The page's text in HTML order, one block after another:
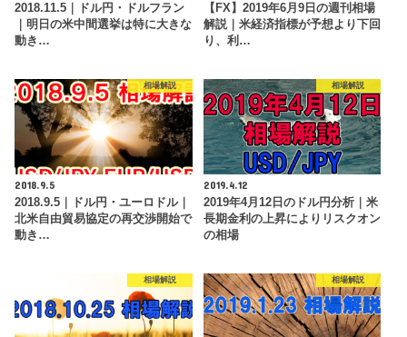
2018.11.5｜ドル円・ドルフラン
｜明日の米中間選挙は特に大きな
動き…
【FX】2019年6月9日の週刊相場
解説｜米経済指標が予想より下回
り、利…
相場解説
2018.9.5
2018.9.5｜ドル円・ユーロドル｜
北米自由貿易協定の再交渉開始で
動き…
相場解説
2019.4.12
2019年4月12日のドル円分析｜米
長期金利の上昇によりリスクオン
の相場
相場解説 相場解説